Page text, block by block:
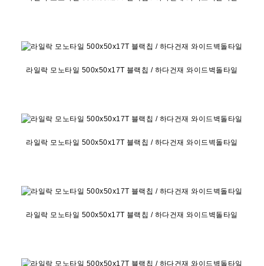
라일락 모노타일 500x50x17T 블랙칩 / 하다건재 와이드벽돌타일
라일락 모노타일 500x50x17T 블랙칩 / 하다건재 와이드벽돌타일
라일락 모노타일 500x50x17T 블랙칩 / 하다건재 와이드벽돌타일